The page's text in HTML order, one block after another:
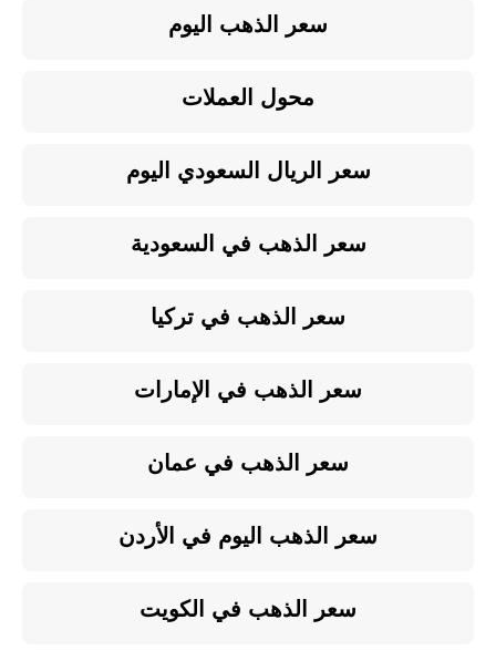
سعر الذهب اليوم
محول العملات
سعر الريال السعودي اليوم
سعر الذهب في السعودية
سعر الذهب في تركيا
سعر الذهب في الإمارات
سعر الذهب في عمان
سعر الذهب اليوم في الأردن
سعر الذهب في الكويت